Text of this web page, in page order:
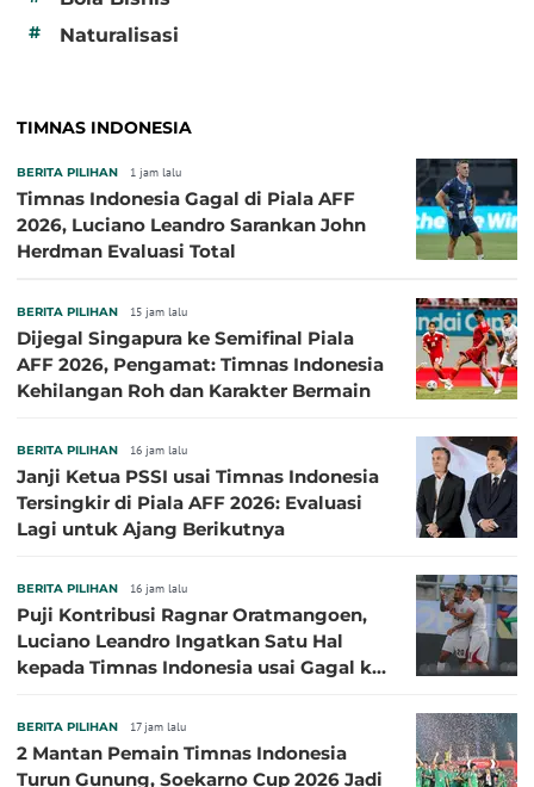
# Naturalisasi
TIMNAS INDONESIA
BERITA PILIHAN 1 jam lalu
Timnas Indonesia Gagal di Piala AFF
2026, Luciano Leandro Sarankan John
Herdman Evaluasi Total
BERITA PILIHAN 15 jam lalu
Dijegal Singapura ke Semifinal Piala
AFF 2026, Pengamat: Timnas Indonesia
Kehilangan Roh dan Karakter Bermain
BERITA PILIHAN 16 jam lalu
Janji Ketua PSSI usai Timnas Indonesia
Tersingkir di Piala AFF 2026: Evaluasi
Lagi untuk Ajang Berikutnya
BERITA PILIHAN 16 jam lalu
Puji Kontribusi Ragnar Oratmangoen,
Luciano Leandro Ingatkan Satu Hal
kepada Timnas Indonesia usai Gagal ke
BERITA PILIHAN 17 jam lalu
2 Mantan Pemain Timnas Indonesia
Turun Gunung, Soekarno Cup 2026 Jadi